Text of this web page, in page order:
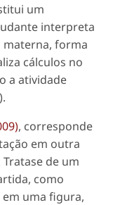
um
interpreta
materna, forma
cálculos no
a atividade
).
, corresponde
em outra
de um
como
uma figura,